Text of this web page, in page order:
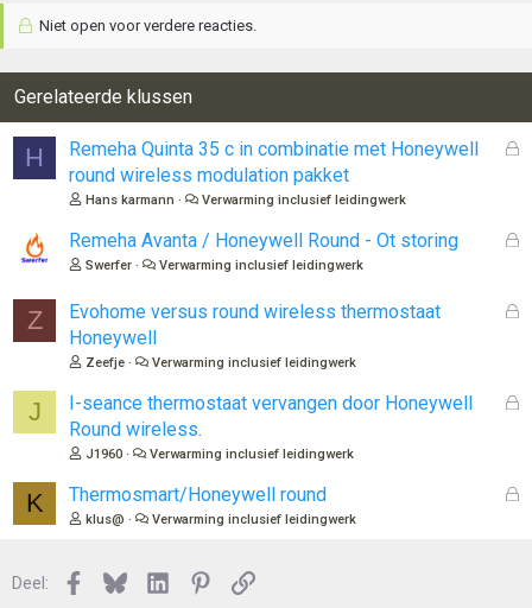
Niet open voor verdere reacties.
Gerelateerde klussen
H
G
o
Remeha Quinta 35 c in combinatie met Honeywell
round wireless modulation pakket
Hans karmann Verwarming inclusief leidingwerk
G
Remeha Avanta / Honeywell Round - Ot storing
Swerfer Verwarming inclusief leidingwerk
Z
G
o
Evohome versus round wireless thermostaat
Honeywell
Zeefje Verwarming inclusief leidingwerk
J
G
o
I-seance thermostaat vervangen door Honeywell
Round wireless.
J1960 Verwarming inclusief leidingwerk
K
G
Thermosmart/Honeywell round
klus@ Verwarming inclusief leidingwerk
Deel: Facebook
BlueskyLinkedInPinterest
Link